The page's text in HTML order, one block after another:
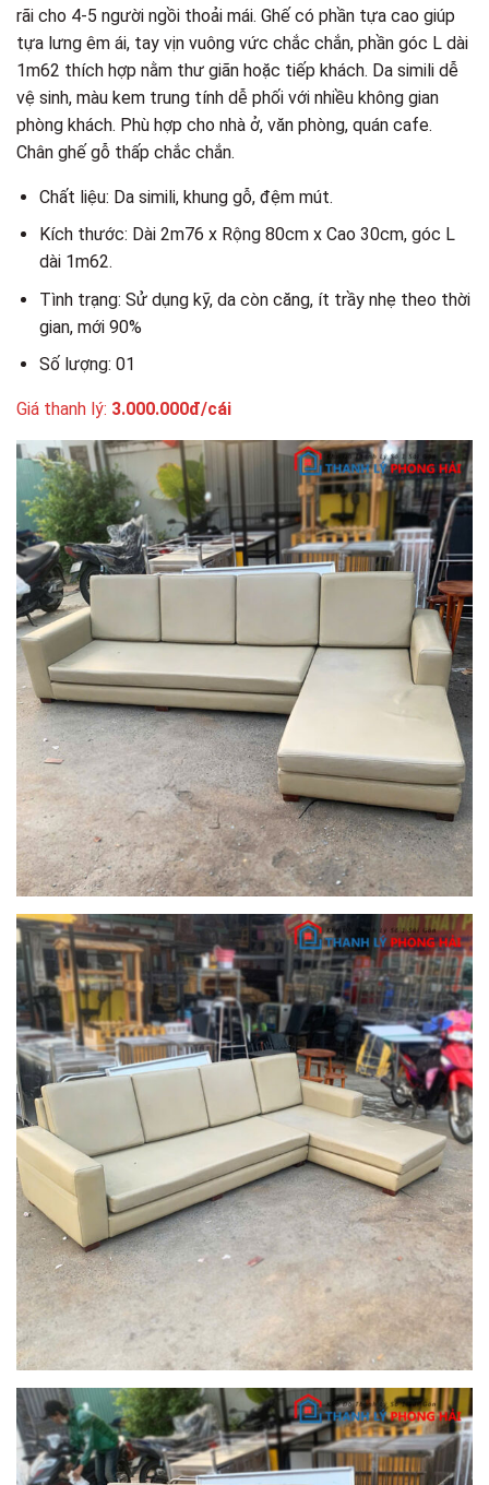
rãi cho 4-5 người ngồi thoải mái. Ghế có phần tựa cao giúp
tựa lưng êm ái, tay vịn vuông vức chắc chắn, phần góc L dài
1m62 thích hợp nằm thư giãn hoặc tiếp khách. Da simili dễ
vệ sinh, màu kem trung tính dễ phối với nhiều không gian
phòng khách. Phù hợp cho nhà ở, văn phòng, quán cafe.
Chân ghế gỗ thấp chắc chắn.
Chất liệu: Da simili, khung gỗ, đệm mút.
Kích thước: Dài 2m76 x Rộng 80cm x Cao 30cm, góc L
dài 1m62.
Tình trạng: Sử dụng kỹ, da còn căng, ít trầy nhẹ theo thời
gian, mới 90%
Số lượng: 01
Giá thanh lý: 3.000.000đ/cái